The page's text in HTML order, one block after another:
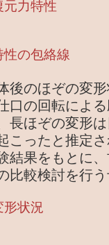
力特性
の包絡線
後のほぞの変
口の回転によ
長ほぞの変形
こったと推定
結果をもとに
比較検討を行
状況